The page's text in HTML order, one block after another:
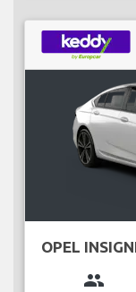
OPEL
group